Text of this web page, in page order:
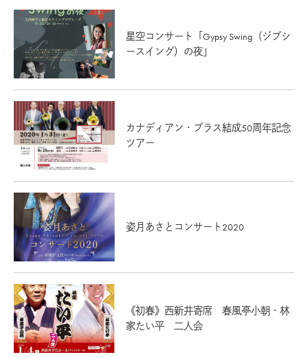
星空コンサート「Gypsy Swing（ジプシ
ースイング）の夜」
カナディアン・ブラス結成50周年記念
ツアー
姿月あさとコンサート2020
《初春》西新井寄席 春風亭小朝・林
家たい平 二人会